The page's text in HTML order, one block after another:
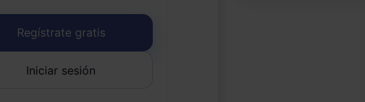
Regístrate gratis
Iniciar sesión